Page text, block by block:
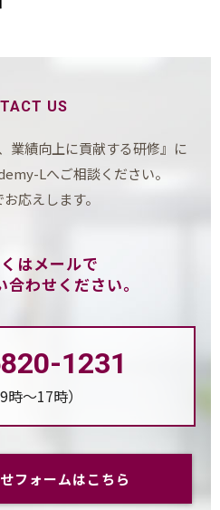
US
業績向上に貢献する研修』に
Lへご相談ください。
応えします。
はメールで
わせください。
1231
時～17時）
フォームはこちら